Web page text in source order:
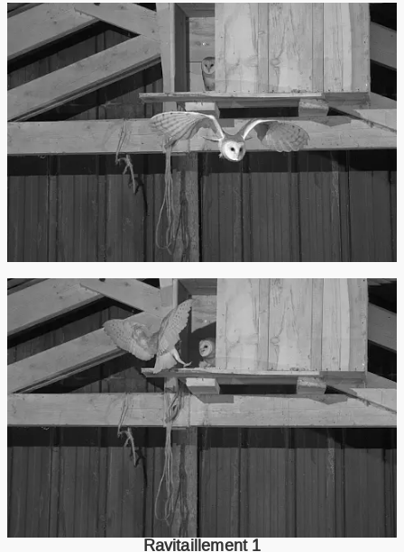
Ravitaillement 1